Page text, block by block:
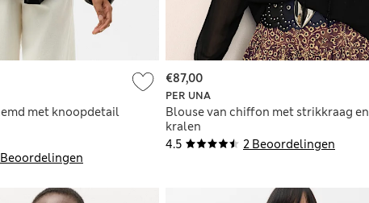
met knoopdetail
4.5 2 Beoordelingen
PER UNA
Blouse van chiffon met strikkraag en
kralen
€87,00